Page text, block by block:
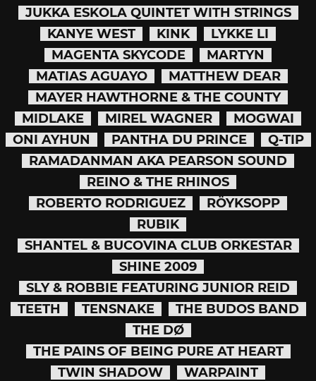
JUKKA ESKOLA QUINTET WITH STRINGS
KANYE WEST
KINK
LYKKE LI
MAGENTA SKYCODE
MARTYN
MATIAS AGUAYO
MATTHEW DEAR
MAYER HAWTHORNE & THE COUNTY
MIDLAKE
MIREL WAGNER
MOGWAI
ONI AYHUN
PANTHA DU PRINCE
Q-TIP
RAMADANMAN AKA PEARSON SOUND
REINO & THE RHINOS
ROBERTO RODRIGUEZ
RÖYKSOPP
RUBIK
SHANTEL & BUCOVINA CLUB ORKESTAR
SHINE 2009
SLY & ROBBIE FEATURING JUNIOR REID
TEETH
TENSNAKE
THE BUDOS BAND
THE DØ
THE PAINS OF BEING PURE AT HEART
TWIN SHADOW
WARPAINT